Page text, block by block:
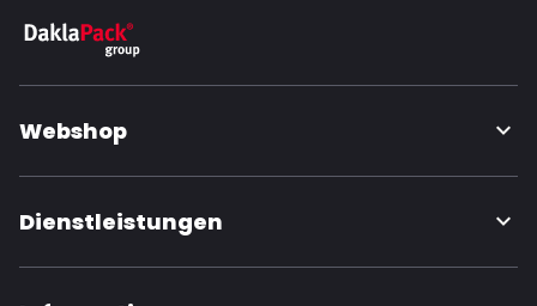
Webshop
Dienstleistungen